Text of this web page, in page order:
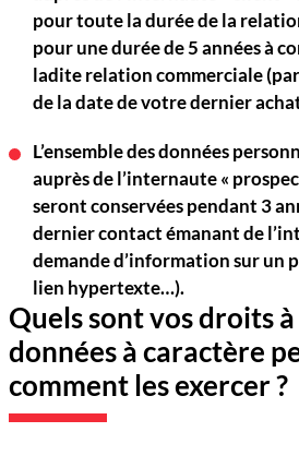
pour toute la durée de la
pour une durée de 5 années à
ladite relation commerciale
de la date de votre dernier
L’ensemble des données
auprès de l’internaute «
seront conservées pendant 3
dernier contact émanant de
demande d’information sur un
lien hypertexte…).
Quels sont vos droits à
données à caractère
comment les exercer ?